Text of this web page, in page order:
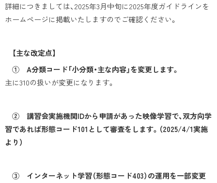
詳細につきましては、2025年3月中旬に2025年度ガイドラインを
ホームページに掲載いたしますのでご確認ください。
【主な改定点】
① A分類コード「小分類・主な内容」を変更します。
主に310の扱いが変更になります。
② 講習会実施機関IDから申請があった映像学習で、双方向学
習であれば形態コード101として審査をします。（2025/4/1実施
より）
③ インターネット学習（形態コード403）の運用を一部変更